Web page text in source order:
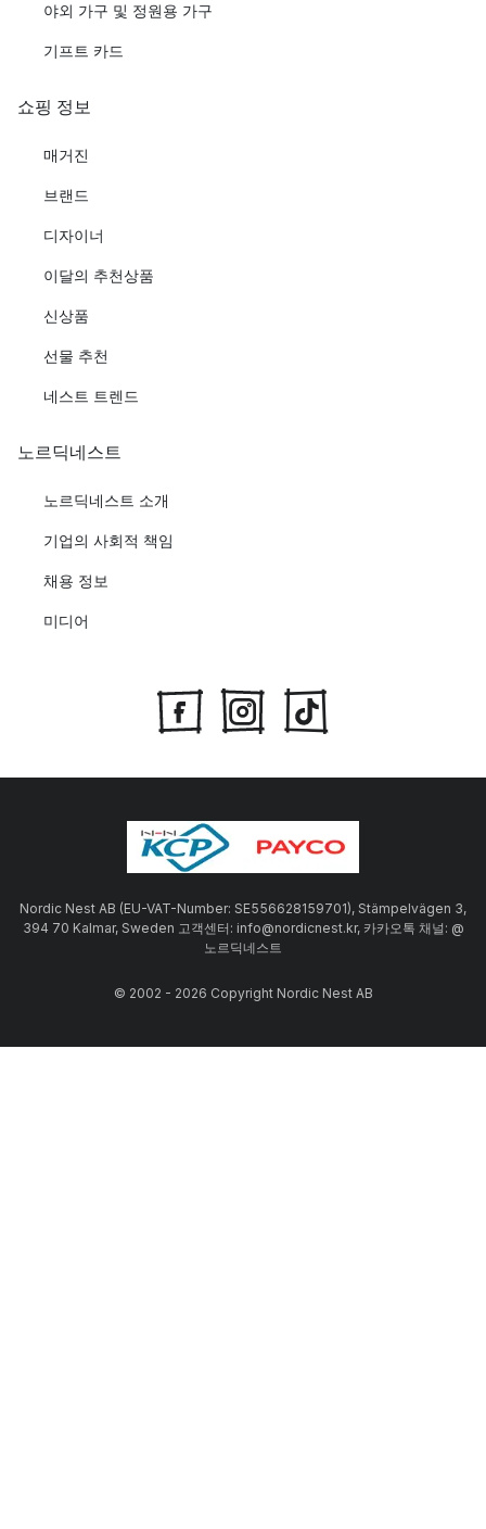
야외 가구 및 정원용 가구
기프트 카드
쇼핑 정보
매거진
브랜드
디자이너
이달의 추천상품
신상품
선물 추천
네스트 트렌드
노르딕네스트
노르딕네스트 소개
기업의 사회적 책임
채용 정보
미디어
Nordic Nest AB (EU-VAT-Number: SE556628159701), Stämpelvägen 3,
394 70 Kalmar, Sweden 고객센터: info@nordicnest.kr, 카카오톡 채널: @
노르딕네스트
© 2002 - 2026 Copyright Nordic Nest AB